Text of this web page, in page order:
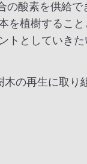
酸素を供給で
植樹すること
としていきた
の再生に取り